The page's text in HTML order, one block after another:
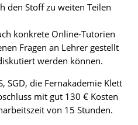
den Stoff zu weiten Teilen
konkrete Online-Tutorien
Fragen an Lehrer gestellt
werden können.
SGD, die Fernakademie Klett
mit gut 130 € Kosten
von 15 Stunden.